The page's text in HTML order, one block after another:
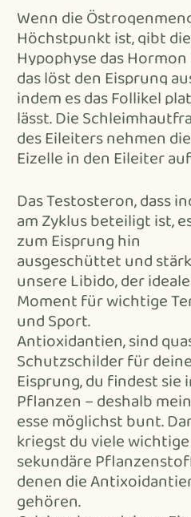
Wenn die
Höchstpunkt ist, gibt die
Hypophyse das Hormon
das löst den Eisprung
indem es das Follikel
lässt. Die
des Eileiters nehmen die
Eizelle in den Eileiter
Das Testosteron, dass
am Zyklus beteiligt ist,
zum Eisprung hin
ausgeschüttet und
unsere Libido, der ideale
Moment für wichtige
und Sport.
Antioxidantien, sind
Schutzschilder für
Eisprung, du findest sie
Pflanzen – deshalb
esse möglichst bunt.
kriegst du viele wichtige
sekundäre
denen die
gehören.